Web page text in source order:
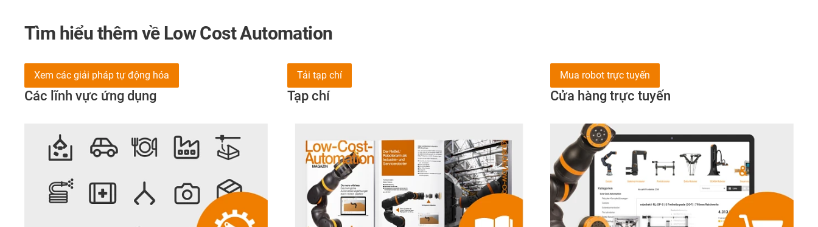
Tìm hiểu thêm về Low Cost Automation
Các lĩnh vực ứng dụng
Xem các giải pháp tự động hóa
Tạp chí
Tải tạp chí
Cửa hàng trực tuyến
Mua robot trực tuyến